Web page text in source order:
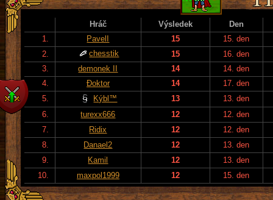
Hráč Výsledek
Den
1.
PavelI 15
15. den
2.
chesstik 15
16. den
3.
demonek II 14
14. den
4.
Đoktor 14
17. den
5.
Kýbl™ 13
13. den
6.
turexx666 12
12. den
7.
Ridix 12
12. den
8.
Danael2 12
13. den
9.
Kamil 12
13. den
10.
maxpol1999 12 15. den